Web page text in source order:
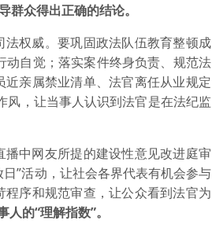
众得出正确的结论。
权威。要巩固政法队伍教育整顿成
动自觉；落实案件终身负责、规范法
亲属禁业清单、法官离任从业规定
风，让当事人认识到法官是在法纪监
中网友所提的建设性意见改进庭审
”活动，让社会各界代表有机会参与
序和规范审查，让公众看到法官为
的“理解指数”。